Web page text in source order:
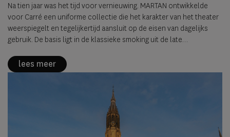
Na tien jaar was het tijd voor vernieuwing. MARTAN ontwikkelde
voor Carré een uniforme collectie die het karakter van het theater
weerspiegelt en tegelijkertijd aansluit op de eisen van dagelijks
gebruik. De basis ligt in de klassieke smoking uit de late
historische referentie vormt het uitgangspunt voor een eigentijdse
vertaling waarin vorm, functie en uitstraling samenkomen.
lees meer